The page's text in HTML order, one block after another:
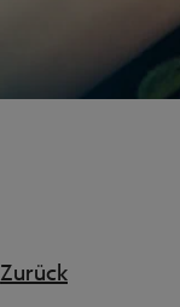
Zurück